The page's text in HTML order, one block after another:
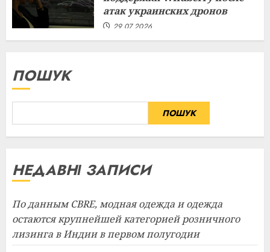
атак украинских дронов
29.07.2026
ПОШУК
ПОШУК
НЕДАВНІ ЗАПИСИ
По данным CBRE, модная одежда и одежда
остаются крупнейшей категорией розничного
лизинга в Индии в первом полугодии